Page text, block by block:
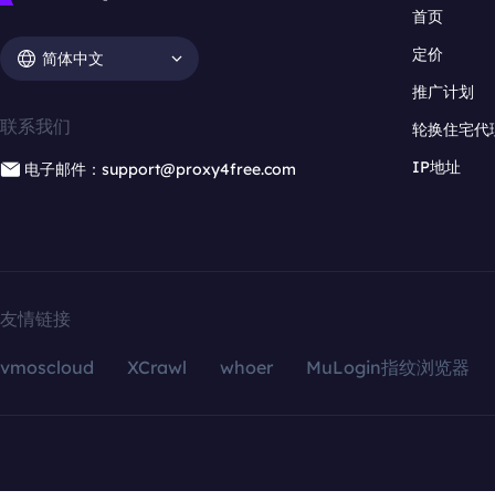
简体中文
联系我们
电子邮件：support@proxy4free.com
首页
定价
推广计划
轮换住宅代
IP地址
友情链接
vmoscloud XCrawl whoer MuLogin指纹浏览器